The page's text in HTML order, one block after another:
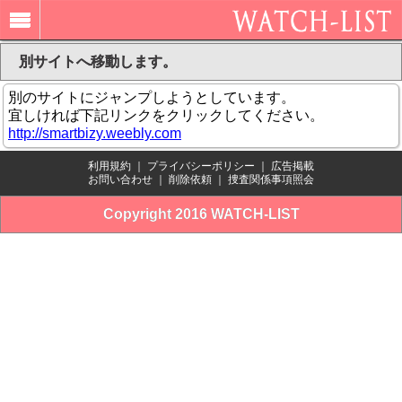
別サイトへ移動します。
別のサイトにジャンプしようとしています。
宜しければ下記リンクをクリックしてください。
http://smartbizy.weebly.com
利用規約 プライバシーポリシー
広告掲載
お問い合わせ
削除依頼 捜査関係事項照会
Copyright 2016 WATCH-LIST